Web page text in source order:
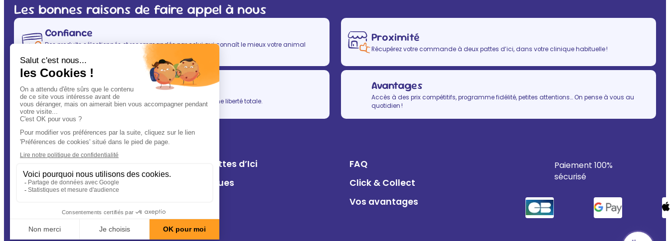
Les bonnes raisons de faire appel à nous
Confiance
Des produits sélectionnés et recommandés par celui qui connaît le mieux votre animal
(après vous évidemment ! ) : votre vétérinaire.
Proximité
Récupérez votre commande à deux pattes d’ici, dans votre clinique habituelle !
Simplicité
En un clic, vous allégez votre quotidien, tout en gardant une liberté totale.
Avantages
Accès à des prix compétitifs, programme fidélité, petites attentions… On pense à vous au
quotidien !
A Deux Pattes d’Ici
FAQ
Nos cliniques
Click & Collect
Vos avantages
Conseils
Paiement 100%
sécurisé